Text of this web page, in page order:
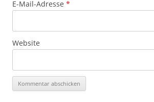
E-Mail-Adresse *
Website